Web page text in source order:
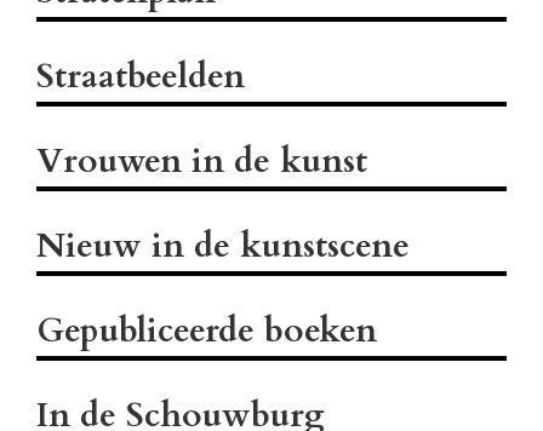
Straatbeelden
Vrouwen in de kunst
Nieuw in de kunstscene
Gepubliceerde boeken
In de Schouwburg